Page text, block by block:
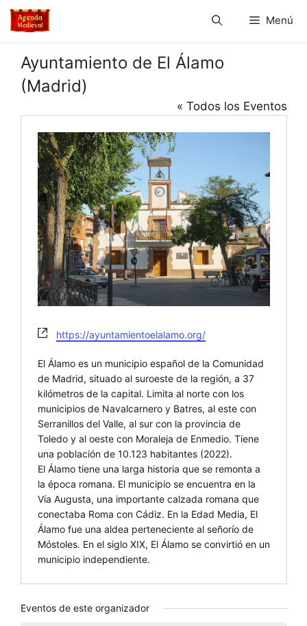
Saltar
Menú
Ayuntamiento de El Álamo
(Madrid)
« Todos los Eventos
W
b
s
i
t
e
https://ayuntamientoelalamo.org/
El Álamo es un municipio español de la Comunidad
de Madrid, situado al suroeste de la región, a 37
kilómetros de la capital. Limita al norte con los
municipios de Navalcarnero y Batres, al este con
Serranillos del Valle, al sur con la provincia de
Toledo y al oeste con Moraleja de Enmedio. Tiene
una población de 10.123 habitantes (2022).
El Álamo tiene una larga historia que se remonta a
la época romana. El municipio se encuentra en la
Vía Augusta, una importante calzada romana que
conectaba Roma con Cádiz. En la Edad Media, El
Álamo fue una aldea perteneciente al señorío de
Móstoles. En el siglo XIX, El Álamo se convirtió en un
municipio independiente.
Eventos de este organizador